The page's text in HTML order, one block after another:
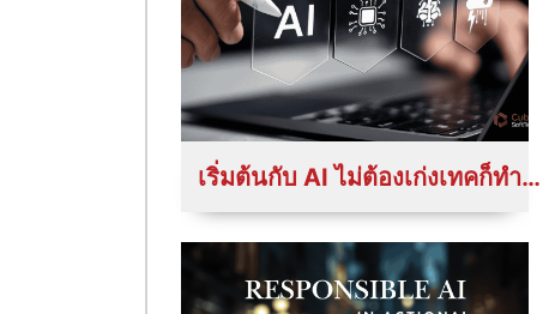
เริ่มต้นกับ AI ไม่ต้องเก่งเทคก็ทำได้